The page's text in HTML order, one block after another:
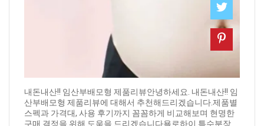
내돈내산!! 임산부배모형 제품리뷰안녕하세요. 내돈내산!! 임
산부배모형 제품리뷰에 대해서 추천해드리겠습니다.제품별
스펙과 가격대, 사용 후기까지 꼼꼼하게 비교해보며 현명한
구매 결정을 위해 도움을 드리겠습니다욜로하이 특수분장